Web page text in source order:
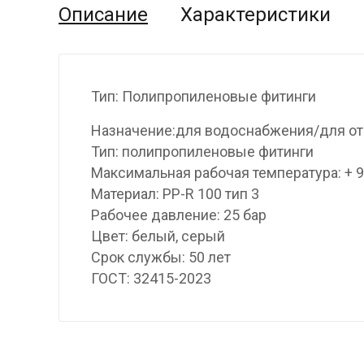
Описание Характеристики
Тип: Полипропиленовые фитинги
Назначение:для водоснабжения/для
Тип: полипропиленовые фитинги
Максимальная рабочая температура: +
Материал: PP-R 100 тип 3
Рабочее давление: 25 бар
Цвет: белый, серый
Срок службы: 50 лет
ГОСТ: 32415-2023